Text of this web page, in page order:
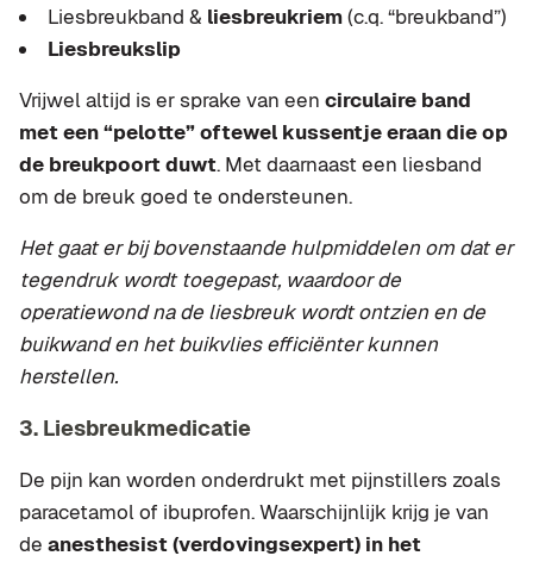
Liesbreukband & liesbreukriem(c.q. “breukband”)
Liesbreukslip
Vrijwel altijd is er sprake van een circulaire band
met een “pelotte” oftewel kussentje eraan die op
de breukpoort duwt. Met daarnaast een liesband
om de breuk goed te ondersteunen.
Het gaat er bij bovenstaande hulpmiddelen om dat er
tegendruk wordt toegepast, waardoor de
operatiewond na de liesbreuk wordt ontzien en de
buikwand en het buikvlies efficiënter kunnen
herstellen.
3. Liesbreukmedicatie
De pijn kan worden onderdrukt met pijnstillers zoals
paracetamol of ibuprofen. Waarschijnlijk krijg je van
de anesthesist (verdovingsexpert) in het